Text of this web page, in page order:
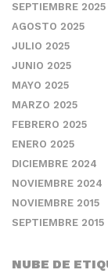
SEPTIEMBRE 2025
AGOSTO 2025
JULIO 2025
JUNIO 2025
MAYO 2025
MARZO 2025
FEBRERO 2025
ENERO 2025
DICIEMBRE 2024
NOVIEMBRE 2024
NOVIEMBRE 2015
SEPTIEMBRE 2015
NUBE DE